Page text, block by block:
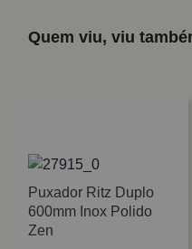
Quem viu, viu
Puxador Ritz Duplo
600mm Inox Polido
Zen